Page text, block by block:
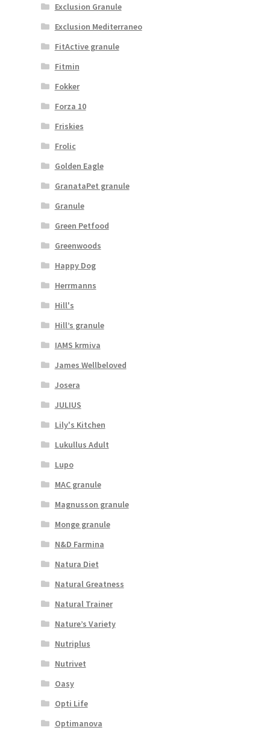
Exclusion Granule
Exclusion Mediterraneo
FitActive granule
Fitmin
Fokker
Forza 10
Friskies
Frolic
Golden Eagle
GranataPet granule
Granule
Green Petfood
Greenwoods
Happy Dog
Herrmanns
Hill's
Hill’s granule
IAMS krmiva
James Wellbeloved
Josera
JULIUS
Lily's Kitchen
Lukullus Adult
Lupo
MAC granule
Magnusson granule
Monge granule
N&D Farmina
Natura Diet
Natural Greatness
Natural Trainer
Nature’s Variety
Nutriplus
Nutrivet
Oasy
Opti Life
Optimanova